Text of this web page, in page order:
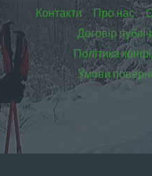
Контакти Про нас
Договір
Політика
Умови